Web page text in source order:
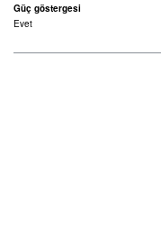
Güç göstergesi
Evet